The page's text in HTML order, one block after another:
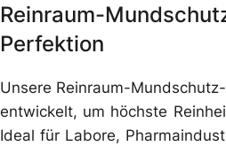
Reinraum-
Perfektion
Unsere Reinraum-
entwickelt, um höchste
Ideal für Labore,